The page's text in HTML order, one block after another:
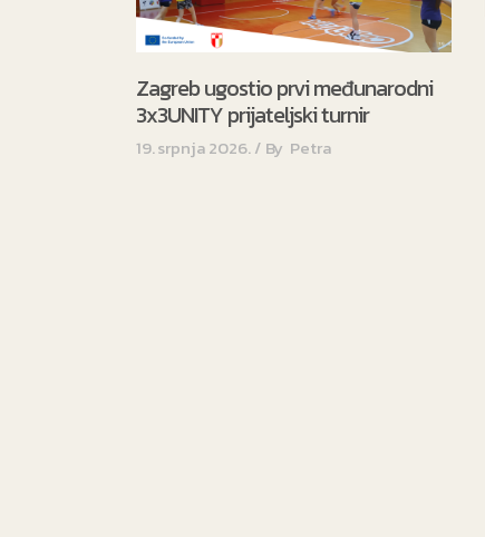
Zagreb ugostio prvi međunarodni
3x3UNITY prijateljski turnir
19. srpnja 2026. By Petra